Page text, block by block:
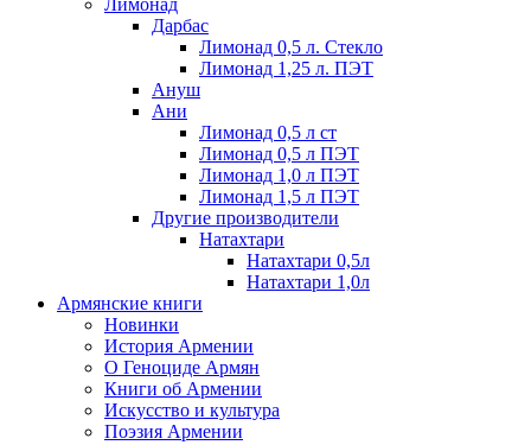
Лимонад
Дарбас
Лимонад 0,5 л. Стекло
Лимонад 1,25 л. ПЭТ
Ануш
Ани
Лимонад 0,5 л ст
Лимонад 0,5 л ПЭТ
Лимонад 1,0 л ПЭТ
Лимонад 1,5 л ПЭТ
Другие производители
Натахтари
Натахтари 0,5л
Натахтари 1,0л
Армянские книги
Новинки
История Армении
О Геноциде Армян
Книги об Армении
Иcкусство и культура
Поэзия Армении